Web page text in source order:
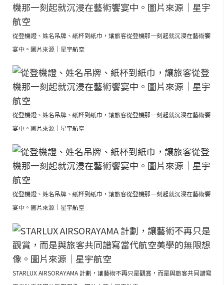
從登機證、姓名吊牌、紙杯到紙巾，讓旅客從登機那一刻起就沉浸在藝術饗
宴中。圖片來源｜星宇航空
從登機證、姓名吊牌、紙杯到紙巾，讓旅客從登機那一刻起就沉浸在藝術饗
宴中。圖片來源｜星宇航空
從登機證、姓名吊牌、紙杯到紙巾，讓旅客從登機那一刻起就沉浸在藝術饗
宴中。圖片來源｜星宇航空
STARLUX AIRSORAYAMA 計劃，讓藝術不再只是觀賞，而是與旅客共同譜寫